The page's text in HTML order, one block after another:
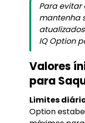
Para evitar
mantenha
IQ Option
Valores
para
Limites
Option